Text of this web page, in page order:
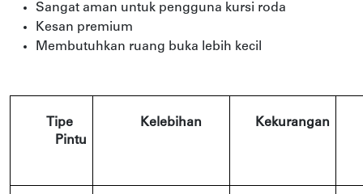
Sangat aman untuk pengguna kursi roda
Kesan premium
Membutuhkan ruang buka lebih kecil
Tipe
Pintu
Kelebihan Kekurangan